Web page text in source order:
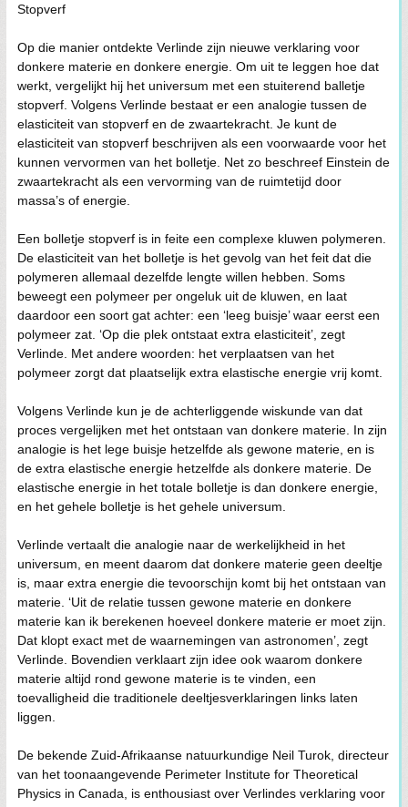
Stopverf
Op die manier ontdekte Verlinde zijn nieuwe verklaring voor
donkere materie en donkere energie. Om uit te leggen hoe dat
werkt, vergelijkt hij het universum met een stuiterend balletje
stopverf. Volgens Verlinde bestaat er een analogie tussen de
elasticiteit van stopverf en de zwaartekracht. Je kunt de
elasticiteit van stopverf beschrijven als een voorwaarde voor het
kunnen vervormen van het bolletje. Net zo beschreef Einstein de
zwaartekracht als een vervorming van de ruimtetijd door
massa’s of energie.
Een bolletje stopverf is in feite een complexe kluwen polymeren.
De elasticiteit van het bolletje is het gevolg van het feit dat die
polymeren allemaal dezelfde lengte willen hebben. Soms
beweegt een polymeer per ongeluk uit de kluwen, en laat
daardoor een soort gat achter: een ‘leeg buisje’ waar eerst een
polymeer zat. ‘Op die plek ontstaat extra elasticiteit’, zegt
Verlinde. Met andere woorden: het verplaatsen van het
polymeer zorgt dat plaatselijk extra elastische energie vrij komt.
Volgens Verlinde kun je de achterliggende wiskunde van dat
proces vergelijken met het ontstaan van donkere materie. In zijn
analogie is het lege buisje hetzelfde als gewone materie, en is
de extra elastische energie hetzelfde als donkere materie. De
elastische energie in het totale bolletje is dan donkere energie,
en het gehele bolletje is het gehele universum.
Verlinde vertaalt die analogie naar de werkelijkheid in het
universum, en meent daarom dat donkere materie geen deeltje
is, maar extra energie die tevoorschijn komt bij het ontstaan van
materie. ‘Uit de relatie tussen gewone materie en donkere
materie kan ik berekenen hoeveel donkere materie er moet zijn.
Dat klopt exact met de waarnemingen van astronomen’, zegt
Verlinde. Bovendien verklaart zijn idee ook waarom donkere
materie altijd rond gewone materie is te vinden, een
toevalligheid die traditionele deeltjesverklaringen links laten
liggen.
De bekende Zuid-Afrikaanse natuurkundige Neil Turok, directeur
van het toonaangevende Perimeter Institute for Theoretical
Physics in Canada, is enthousiast over Verlindes verklaring voor